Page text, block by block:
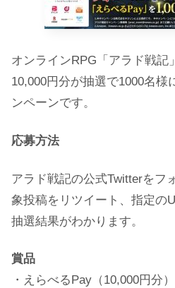
オンラインRPG「アラド戦記
10,000円分が抽選で1000名様
ンペーンです。
応募方法
アラド戦記の公式Twitterをフ
象投稿をリツイート、指定の
抽選結果がわかります。
賞品
・えらべるPay（10,000円分）